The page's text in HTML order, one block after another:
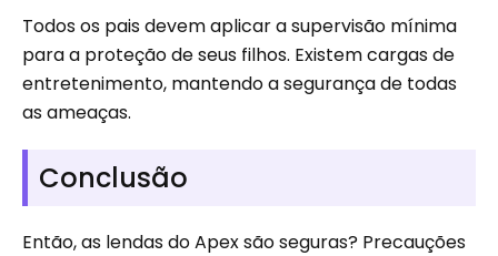
Todos os pais devem aplicar a supervisão mínima
para a proteção de seus filhos. Existem cargas de
entretenimento, mantendo a segurança de todas
as ameaças.
Conclusão
Então, as lendas do Apex são seguras? Precauções